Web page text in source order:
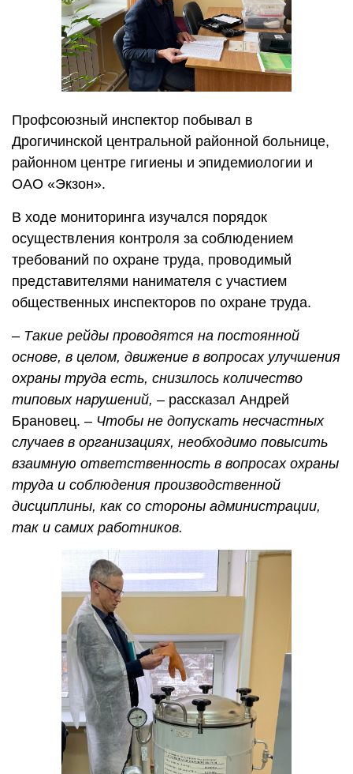
Профсоюзный инспектор побывал в
Дрогичинской центральной районной больнице,
районном центре гигиены и эпидемиологии и
ОАО «Экзон».
В ходе мониторинга изучался порядок
осуществления контроля за соблюдением
требований по охране труда, проводимый
представителями нанимателя с участием
общественных инспекторов по охране труда.
– Такие рейды проводятся на постоянной
основе, в целом, движение в вопросах улучшения
охраны труда есть, снизилось количество
типовых нарушений, – рассказал Андрей
Брановец. – Чтобы не допускать несчастных
случаев в организациях, необходимо повысить
взаимную ответственность в вопросах охраны
труда и соблюдения производственной
дисциплины, как со стороны администрации,
так и самих работников.